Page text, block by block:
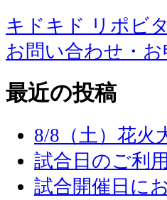
キドキド リポビ
お問い合わせ・
最近の投稿
8/8（土）花火
試合日のご利
試合開催日に